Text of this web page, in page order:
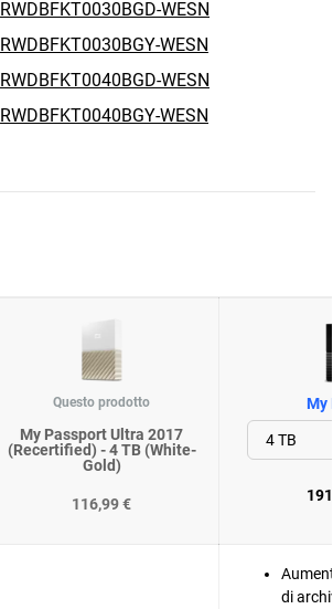
RWDBFKT0030BGD-WESN
RWDBFKT0030BGY-WESN
RWDBFKT0040BGD-WESN
RWDBFKT0040BGY-WESN
Questo prodotto
My Passport Ultra 2017
(Recertified) - 4 TB (White-
Gold)
116,99 €
My
di